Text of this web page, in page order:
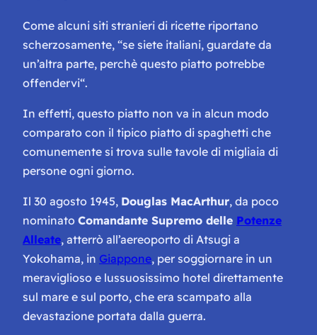
Come alcuni siti stranieri di ricette riportano
scherzosamente, “se siete italiani, guardate da
un’altra parte, perchè questo piatto potrebbe
offendervi“.
In effetti, questo piatto non va in alcun modo
comparato con il tipico piatto di spaghetti che
comunemente si trova sulle tavole di migliaia di
persone ogni giorno.
Il 30 agosto 1945, Douglas MacArthur, da poco
nominato Comandante Supremo delle Potenze
Alleate, atterrò all’aereoporto di Atsugi a
Yokohama, in Giappone, per soggiornare in un
meraviglioso e lussuosissimo hotel direttamente
sul mare e sul porto, che era scampato alla
devastazione portata dalla guerra.